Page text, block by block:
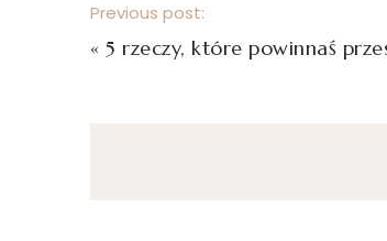
Previous post:
« 5 rzeczy, które powinnaś